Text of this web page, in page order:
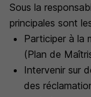
Sous la
principales sont
Participer à la
(Plan de
Intervenir sur
des